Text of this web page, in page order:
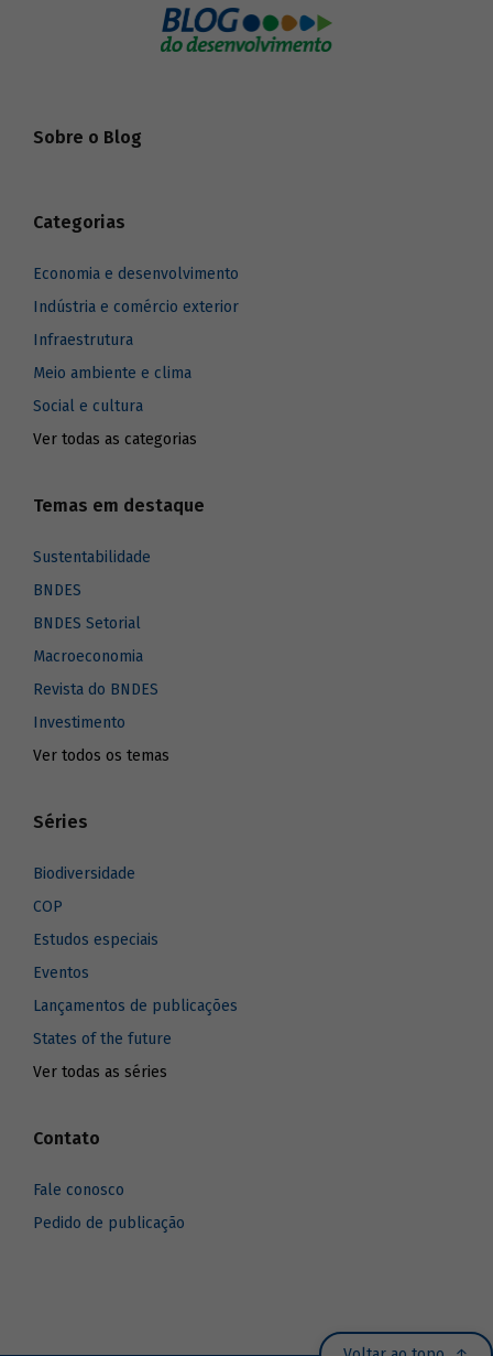
Sobre o Blog
Categorias
Economia e desenvolvimento
Indústria e comércio exterior
Infraestrutura
Meio ambiente e clima
Social e cultura
Ver todas as categorias
Temas em destaque
Sustentabilidade
BNDES
BNDES Setorial
Macroeconomia
Revista do BNDES
Investimento
Ver todos os temas
Séries
Biodiversidade
COP
Estudos especiais
Eventos
Lançamentos de publicações
States of the future
Ver todas as séries
Contato
Fale conosco
Pedido de publicação